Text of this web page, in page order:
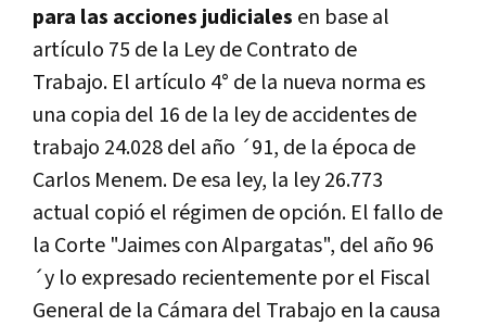
para las acciones judiciales en base al
artículo 75 de la Ley de Contrato de
Trabajo. El artículo 4° de la nueva norma es
una copia del 16 de la ley de accidentes de
trabajo 24.028 del año ´91, de la época de
Carlos Menem. De esa ley, la ley 26.773
actual copió el régimen de opción. El fallo de
la Corte "Jaimes con Alpargatas", del año 96
´y lo expresado recientemente por el Fiscal
General de la Cámara del Trabajo en la causa